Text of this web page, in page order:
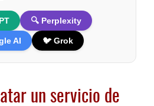
🔍 Perplexity
AI 🐦 Grok
un servicio de